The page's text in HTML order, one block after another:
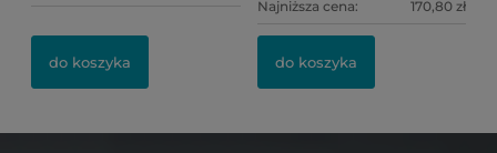
do koszyka
Najniższa cena: 170,80 zł
do koszyka